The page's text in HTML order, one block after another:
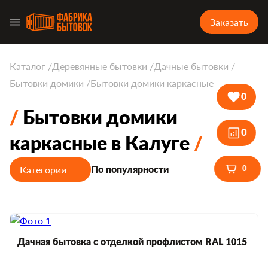
Заказать
Каталог Деревянные бытовки
Дачные бытовки
Бытовки домики
Бытовки домики каркасные
Бытовки домики
каркасные в Калуге
Категории По популярности
Дачная бытовка с отделкой профлистом RAL 1015
0
0
0